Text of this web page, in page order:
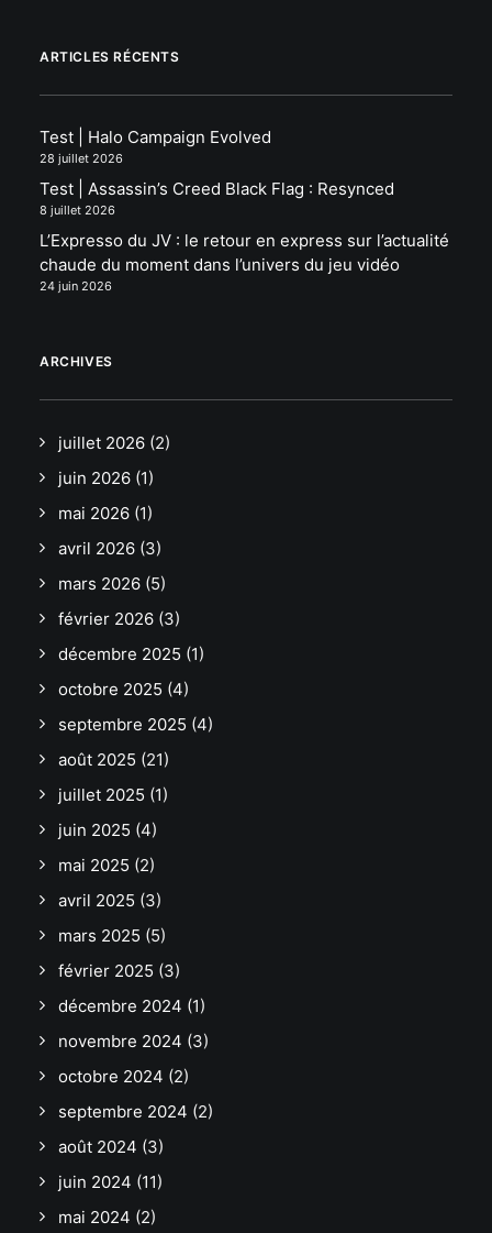
ARTICLES RÉCENTS
Test | Halo Campaign Evolved
28 juillet 2026
Test | Assassin’s Creed Black Flag : Resynced
8 juillet 2026
L’Expresso du JV : le retour en express sur l’actualité
chaude du moment dans l’univers du jeu vidéo
24 juin 2026
ARCHIVES
juillet 2026 (2)
juin 2026 (1)
mai 2026 (1)
avril 2026 (3)
mars 2026 (5)
février 2026 (3)
décembre 2025 (1)
octobre 2025 (4)
septembre 2025 (4)
août 2025 (21)
juillet 2025 (1)
juin 2025 (4)
mai 2025 (2)
avril 2025 (3)
mars 2025 (5)
février 2025 (3)
décembre 2024 (1)
novembre 2024 (3)
octobre 2024 (2)
septembre 2024 (2)
août 2024 (3)
juin 2024 (11)
mai 2024 (2)